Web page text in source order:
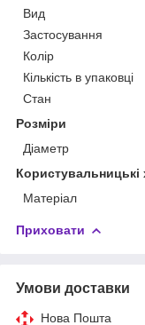
Вид
Застосування
Колір
Кількість в упаковці
Стан
Розміри
Діаметр
Користувальницькі
Матеріал
Приховати
Умови доставки
Нова Пошта